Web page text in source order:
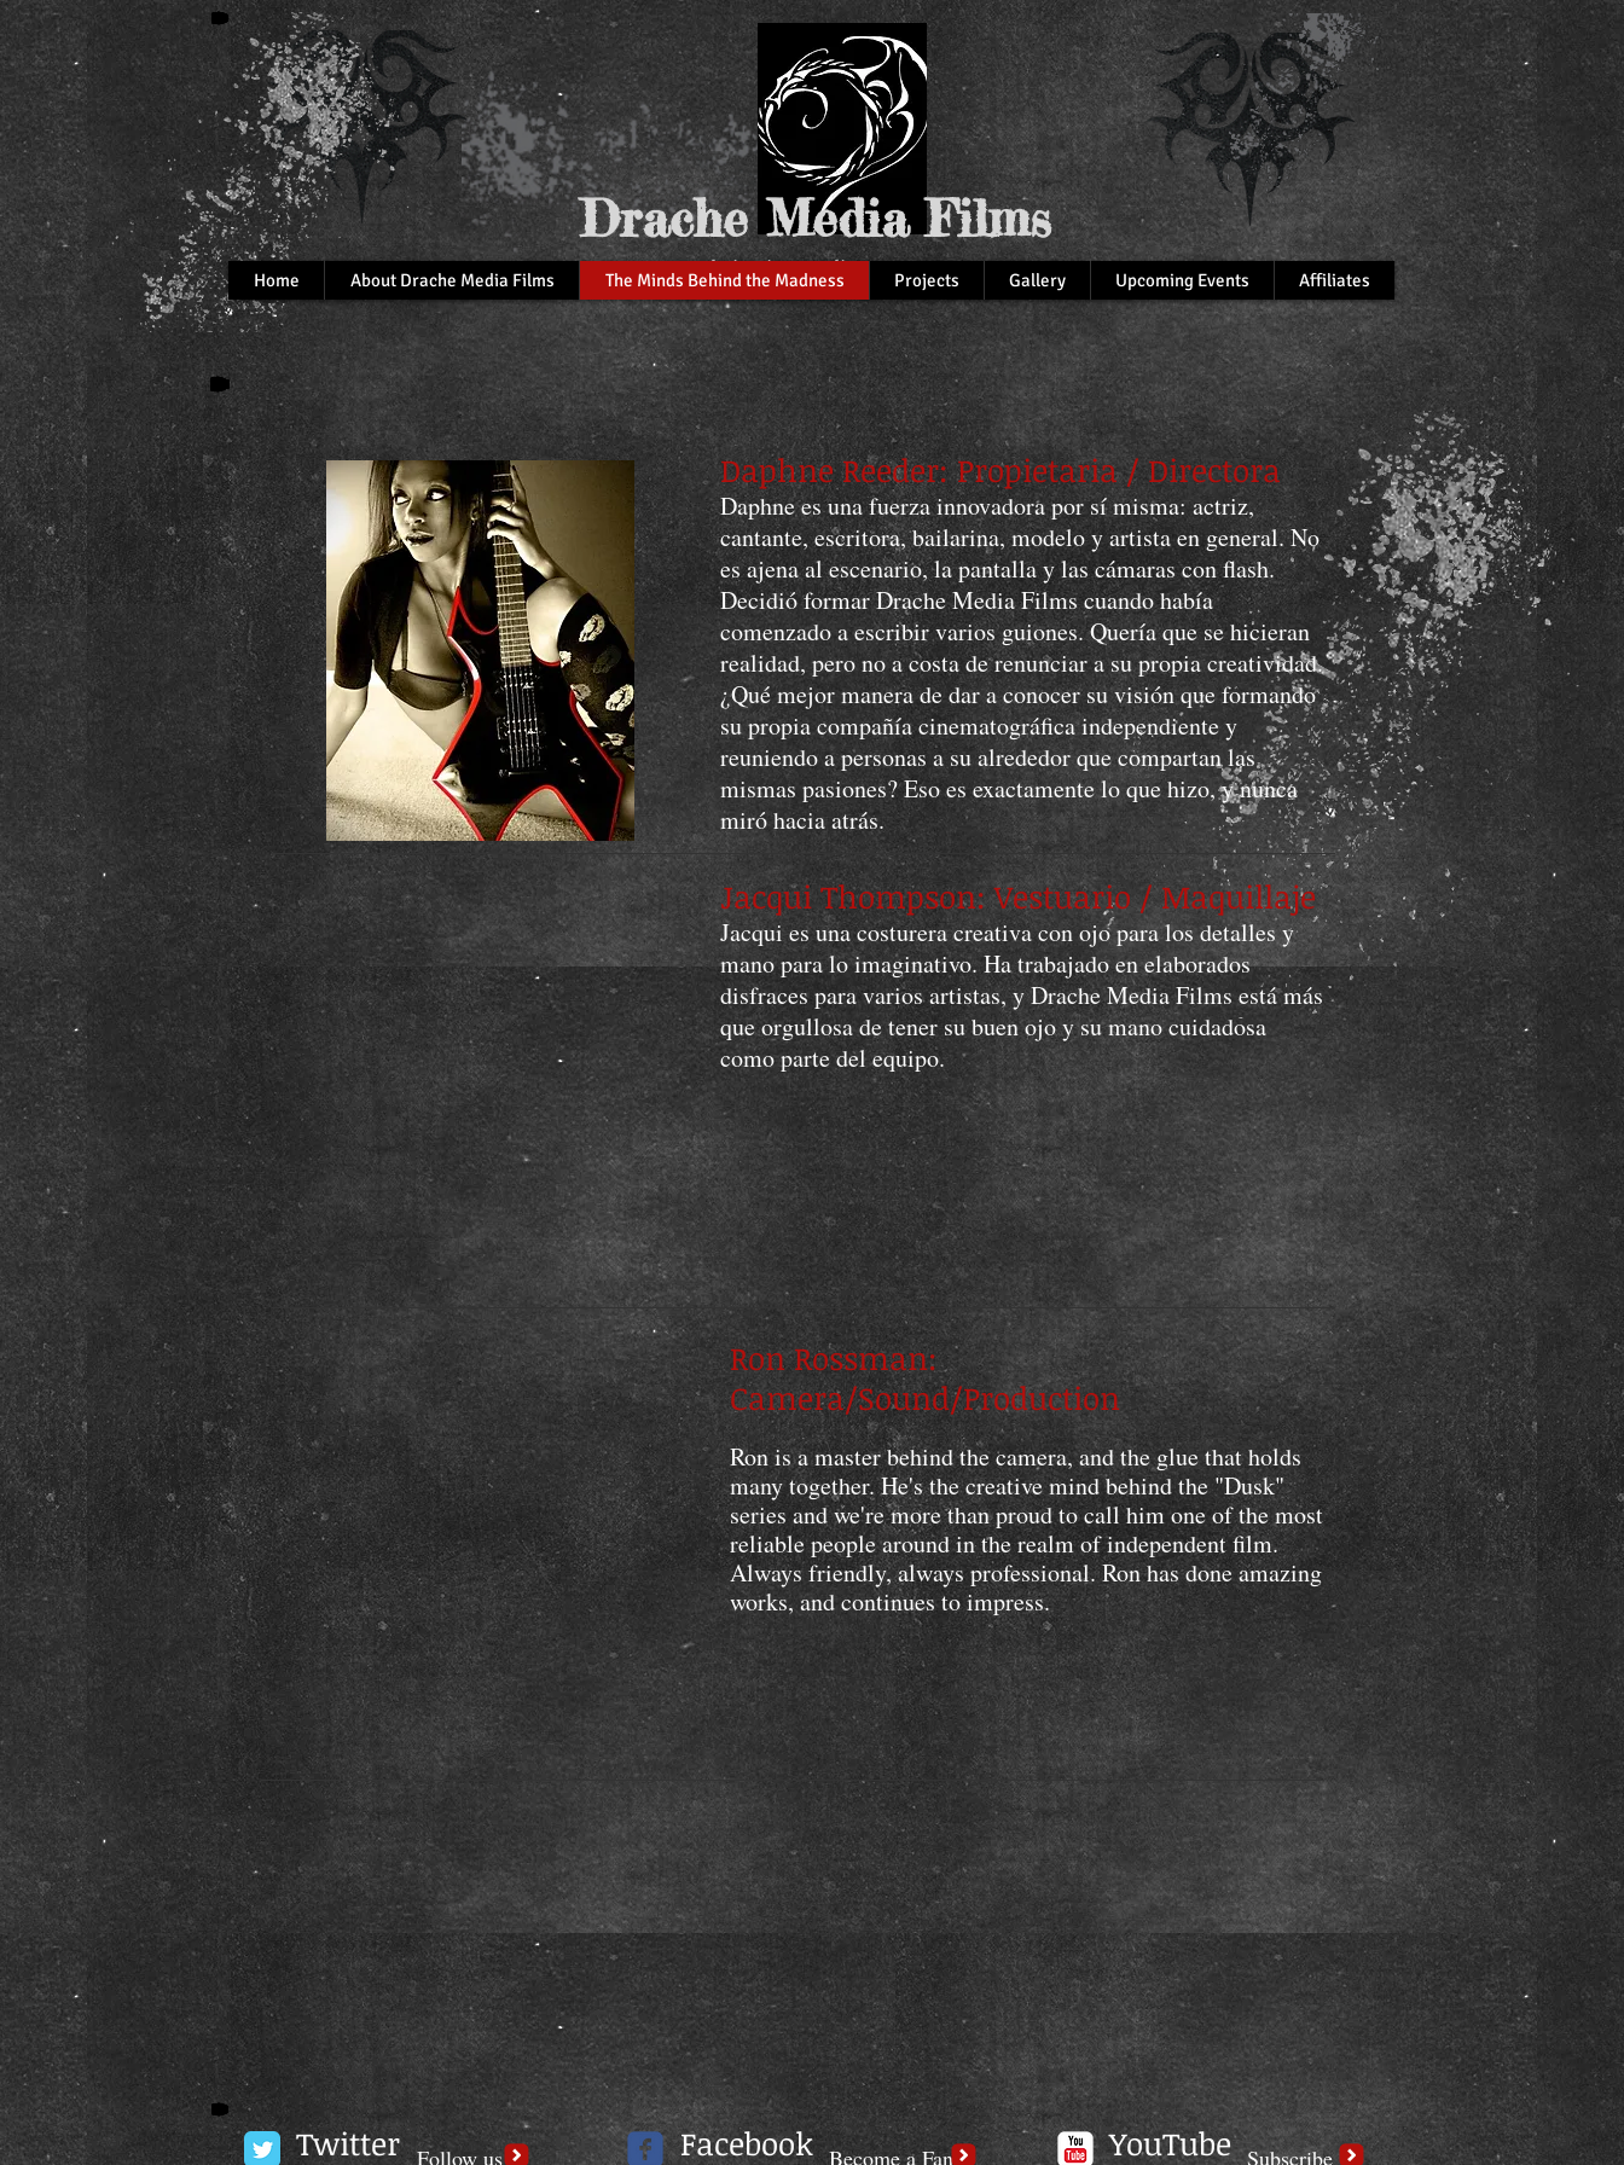
Tattoo and Piercing Studio
Drache Media Films
Home About Drache Media Films The Minds Behind the Madness Projects Gallery Upcoming Events Affiliates
Daphne Reeder: Propietaria / Directora
Daphne es una fuerza innovadora por sí misma: actriz,
cantante, escritora, bailarina, modelo y artista en general. No
es ajena al escenario, la pantalla y las cámaras con flash.
Decidió formar Drache Media Films cuando había
comenzado a escribir varios guiones. Quería que se hicieran
realidad, pero no a costa de renunciar a su propia creatividad.
¿Qué mejor manera de dar a conocer su visión que formando
su propia compañía cinematográfica independiente y
reuniendo a personas a su alrededor que compartan las
mismas pasiones? Eso es exactamente lo que hizo, y nunca
miró hacia atrás.
Jacqui Thompson: Vestuario / Maquillaje
Jacqui es una costurera creativa con ojo para los detalles y
mano para lo imaginativo. Ha trabajado en elaborados
disfraces para varios artistas, y Drache Media Films está más
que orgullosa de tener su buen ojo y su mano cuidadosa
como parte del equipo.
Ron Rossman:
Camera/Sound/Production
Ron is a master behind the camera, and the glue that holds
many together. He's the creative mind behind the "Dusk"
series and we're more than proud to call him one of the most
reliable people around in the realm of independent film.
Always friendly, always professional. Ron has done amazing
works, and continues to impress.
Twitter Follow us Facebook Become a Fan YouTube Subscribe